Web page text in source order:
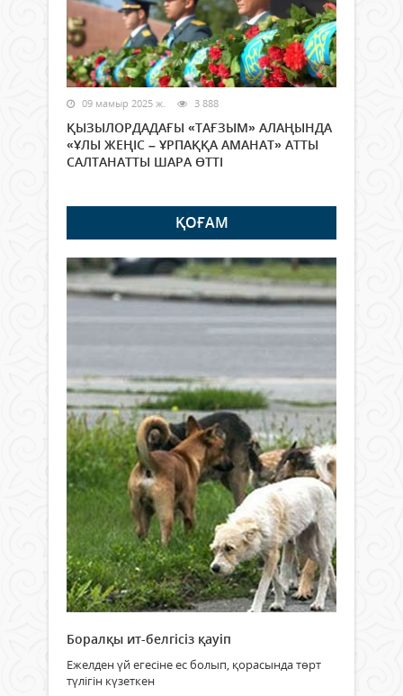
09 мамыр 2025 ж. 3 888
ҚЫЗЫЛОРДАДАҒЫ «ТАҒЗЫМ» АЛАҢЫНДА
«ҰЛЫ ЖЕҢІС – ҰРПАҚҚА АМАНАТ» АТТЫ
САЛТАНАТТЫ ШАРА ӨТТІ
ҚОҒАМ
Боралқы ит-белгісіз қауіп
Ежелден үй егесіне ес болып, қорасында төрт
түлігін күзеткен